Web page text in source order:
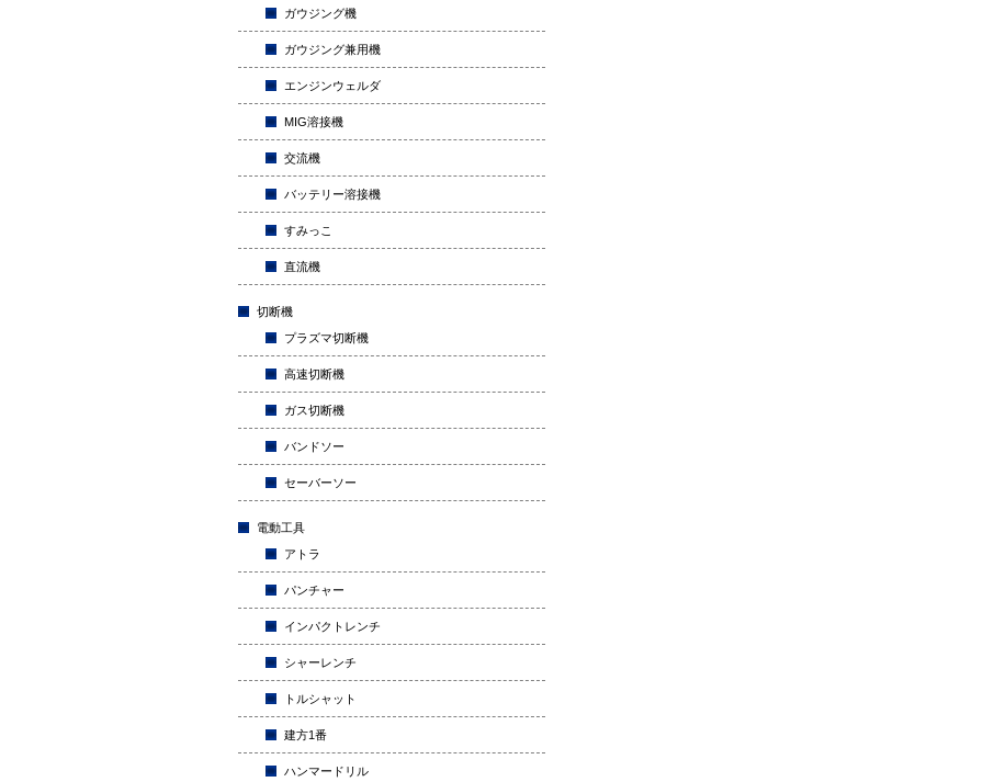
ガウジング機
ガウジング兼用機
エンジンウェルダ
MIG溶接機
交流機
バッテリー溶接機
すみっこ
直流機
切断機
プラズマ切断機
高速切断機
ガス切断機
バンドソー
セーバーソー
電動工具
アトラ
パンチャー
インパクトレンチ
シャーレンチ
トルシャット
建方1番
ハンマードリル